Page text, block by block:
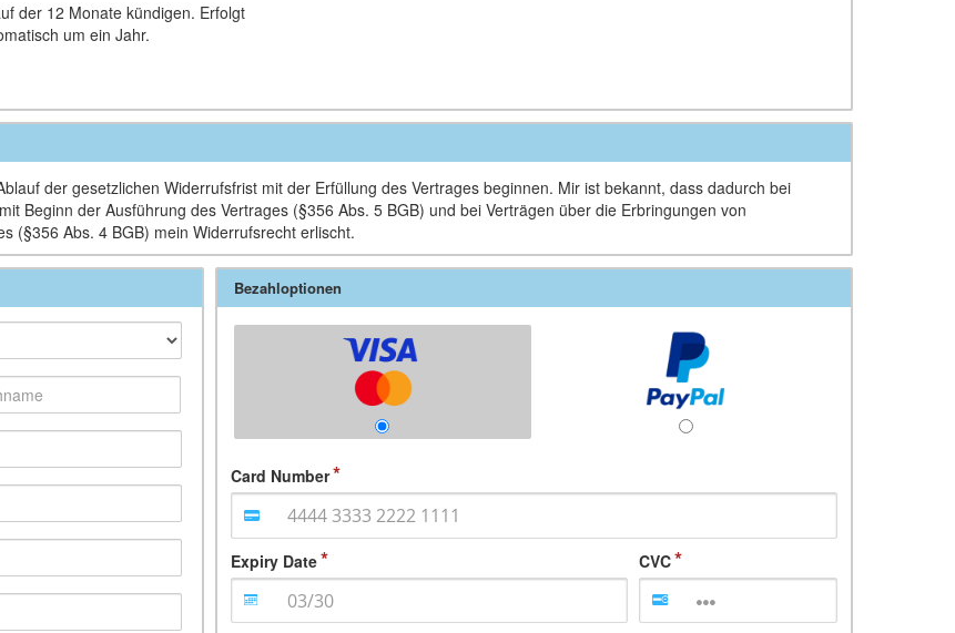
der 12 Monate kündigen. Erfolgt
um ein Jahr.
der gesetzlichen Widerrufsfrist mit der Erfüllung des Vertrages beginnen. Mir ist bekannt, dass dadurch bei
Beginn der Ausführung des Vertrages (§356 Abs. 5 BGB) und bei Verträgen über die Erbringungen von
(§356 Abs. 4 BGB) mein Widerrufsrecht erlischt.
Bezahloptionen
Card Number
Expiry Date CVC